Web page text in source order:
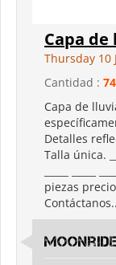
Capa de
Thursday 10
Cantidad :
Capa de
Detalles
Talla única.
_____ _____
piezas